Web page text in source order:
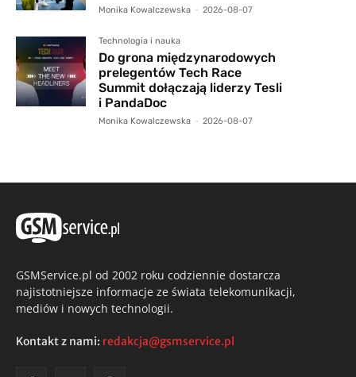
Monika Kowalczewska - 2026-08-07
Technologia i nauka
Do grona międzynarodowych
prelegentów Tech Race
Summit dołączają liderzy Tesli
i PandaDoc
Monika Kowalczewska - 2026-08-07
GSMService.pl od 2002 roku codziennie dostarcza
najistotniejsze informacje ze świata telekomunikacji,
mediów i nowych technologii.
Kontakt z nami: redakcja@gsmservice.pl